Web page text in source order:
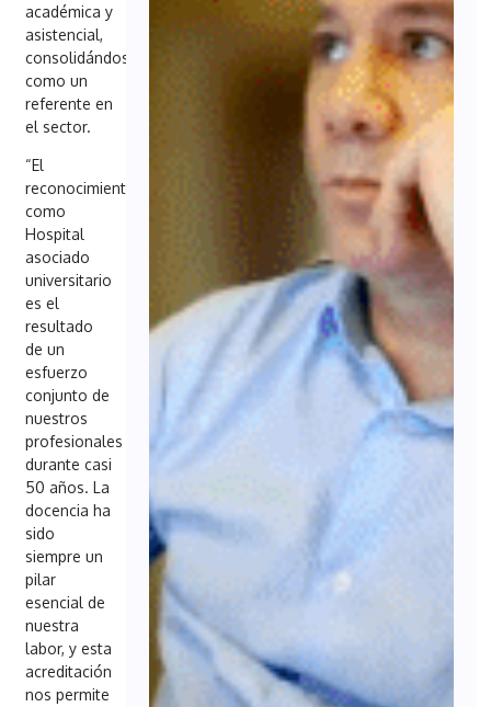
académica y
asistencial,
consolidándose
como un
referente en
el sector.
“El
reconocimiento
como
Hospital
asociado
universitario
es el
resultado
de un
esfuerzo
conjunto de
nuestros
profesionales
durante casi
50 años. La
docencia ha
sido
siempre un
pilar
esencial de
nuestra
labor, y esta
acreditación
nos permite